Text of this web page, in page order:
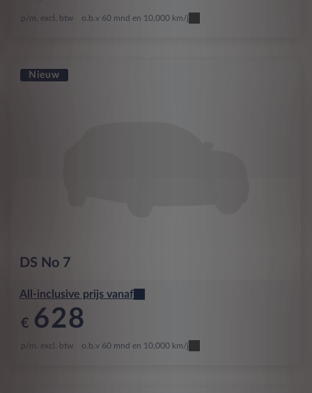
p/m. excl. btw o.b.v 60 mnd en 10,000 km/j
Nieuw
DS No 7
All-inclusive prijs vanaf
€ 628
p/m. excl. btw o.b.v 60 mnd en 10,000 km/j